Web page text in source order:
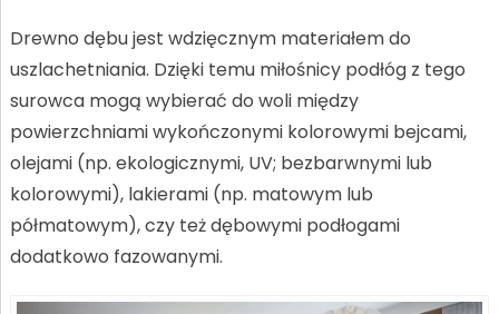
Drewno dębu jest wdzięcznym materiałem do
uszlachetniania. Dzięki temu miłośnicy podłóg z tego
surowca mogą wybierać do woli między
powierzchniami wykończonymi kolorowymi bejcami,
olejami (np. ekologicznymi, UV; bezbarwnymi lub
kolorowymi), lakierami (np. matowym lub
półmatowym), czy też dębowymi podłogami
dodatkowo fazowanymi.